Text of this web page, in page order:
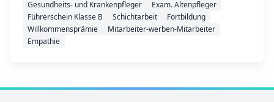
Gesundheits- und Krankenpfleger
Exam. Altenpfleger
Führerschein Klasse B
Schichtarbeit
Fortbildung
Willkommensprämie
Mitarbeiter-werben-Mitarbeiter
Empathie